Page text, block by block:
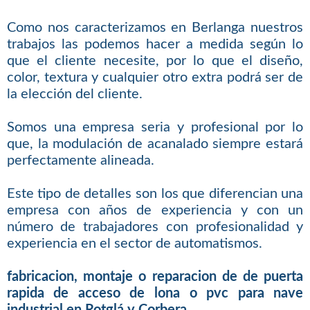
Como nos caracterizamos en Berlanga nuestros
trabajos las podemos hacer a medida según lo
que el cliente necesite, por lo que el diseño,
color, textura y cualquier otro extra podrá ser de
la elección del cliente.
Somos una empresa seria y profesional por lo
que, la modulación de acanalado siempre estará
perfectamente alineada.
Este tipo de detalles son los que diferencian una
empresa con años de experiencia y con un
número de trabajadores con profesionalidad y
experiencia en el sector de automatismos.
fabricacion, montaje o reparacion de de puerta
rapida de acceso de lona o pvc para nave